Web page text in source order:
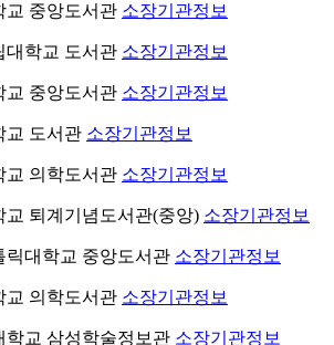
교 중앙도서관 소장기관정보
대학교 도서관 소장기관정보
교 중앙도서관 소장기관정보
교 도서관 소장기관정보
교 의학도서관 소장기관정보
교 퇴계기념도서관(중앙) 소장기관정보
릭대학교 중앙도서관 소장기관정보
교 의학도서관 소장기관정보
학교 삼성학술정보관 소장기관정보